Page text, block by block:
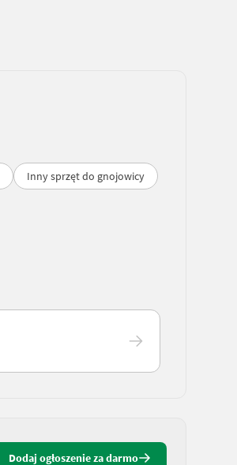
Inny sprzęt do gnojowicy
Dodaj ogłoszenie za darmo